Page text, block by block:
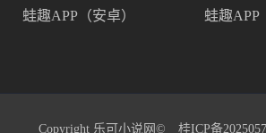
蛙趣APP（安卓） 蛙趣APP
Copyright 乐可小说网© 桂ICP备